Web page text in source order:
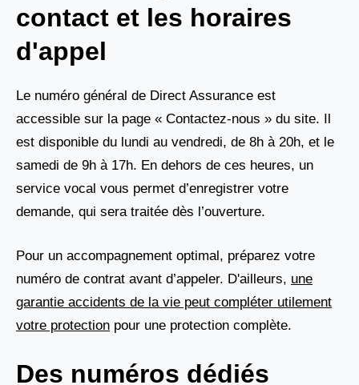
contact et les horaires
d'appel
Le numéro général de Direct Assurance est
accessible sur la page « Contactez-nous » du site. Il
est disponible du lundi au vendredi, de 8h à 20h, et le
samedi de 9h à 17h. En dehors de ces heures, un
service vocal vous permet d’enregistrer votre
demande, qui sera traitée dès l’ouverture.
Pour un accompagnement optimal, préparez votre
numéro de contrat avant d’appeler. D'ailleurs, une
garantie accidents de la vie peut compléter utilement
votre protection pour une protection complète.
Des numéros dédiés